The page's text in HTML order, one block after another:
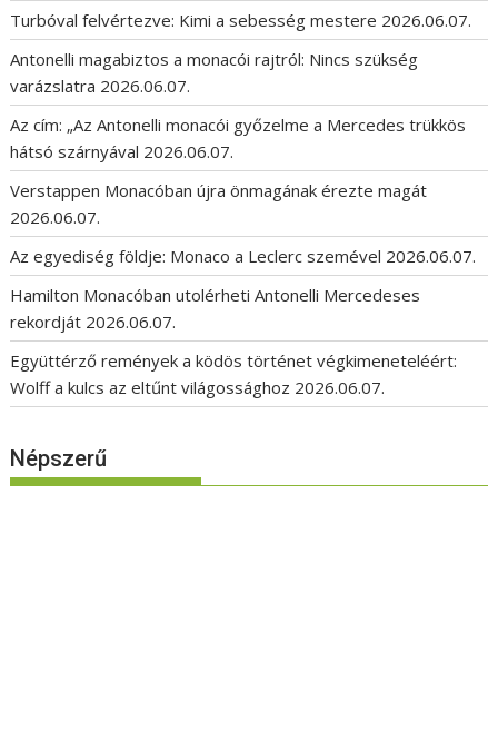
Turbóval felvértezve: Kimi a sebesség mestere 2026.06.07.
Antonelli magabiztos a monacói rajtról: Nincs szükség
varázslatra 2026.06.07.
Az cím: „Az Antonelli monacói győzelme a Mercedes trükkös
hátsó szárnyával 2026.06.07.
Verstappen Monacóban újra önmagának érezte magát
2026.06.07.
Az egyediség földje: Monaco a Leclerc szemével 2026.06.07.
Hamilton Monacóban utolérheti Antonelli Mercedeses
rekordját 2026.06.07.
Együttérző remények a ködös történet végkimeneteléért:
Wolff a kulcs az eltűnt világossághoz 2026.06.07.
Népszerű